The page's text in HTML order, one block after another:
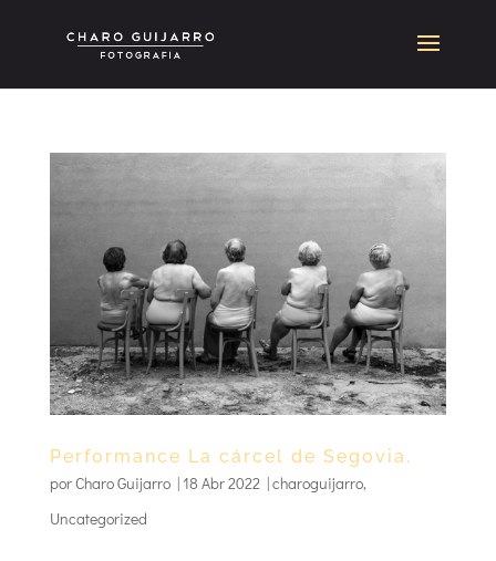
Performance La cárcel de Segovia.
porCharo Guijarro|18 Abr 2022|charoguijarro,
Uncategorized